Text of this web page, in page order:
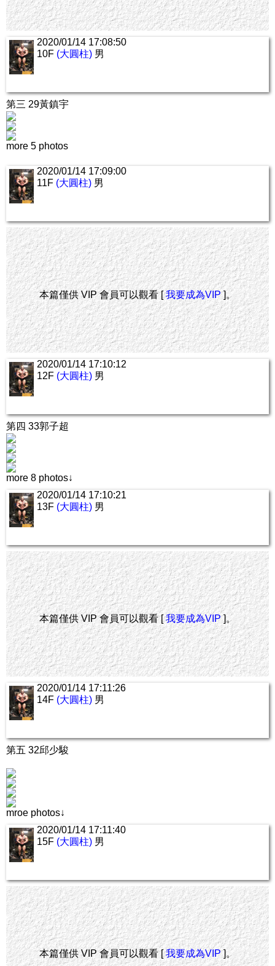
2020/01/14 17:08:50
10F (大圓柱) 男
第三 29黃鎮宇
more 5 photos
2020/01/14 17:09:00
11F (大圓柱) 男
本篇僅供 VIP 會員可以觀看 [我要成為VIP]。
2020/01/14 17:10:12
12F (大圓柱) 男
第四 33郭子超
more 8 photos↓
2020/01/14 17:10:21
13F (大圓柱) 男
本篇僅供 VIP 會員可以觀看 [我要成為VIP]。
2020/01/14 17:11:26
14F (大圓柱) 男
第五 32邱少駿
mroe photos↓
2020/01/14 17:11:40
15F (大圓柱) 男
本篇僅供 VIP 會員可以觀看 [我要成為VIP]。